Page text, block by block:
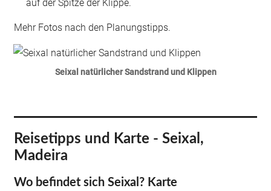
auf der Spitze der Klippe.
Mehr Fotos nach den Planungstipps.
Seixal natürlicher Sandstrand und Klippen
Reisetipps und Karte - Seixal,
Madeira
Wo befindet sich Seixal? Karte